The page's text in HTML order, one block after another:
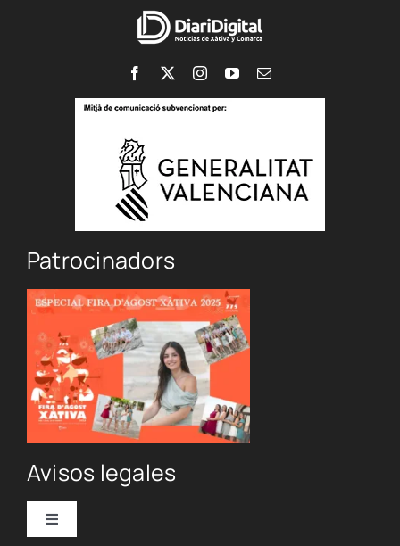
Patrocinadors
Avisos legales
Toggle